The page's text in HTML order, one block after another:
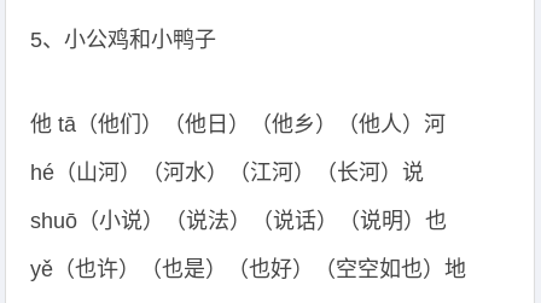
5、小公鸡和小鸭子
他 tā（他们）（他日）（他乡）（他人）河
hé（山河）（河水）（江河）（长河）说
shuō（小说）（说法）（说话）（说明）也
yě（也许）（也是）（也好）（空空如也）地